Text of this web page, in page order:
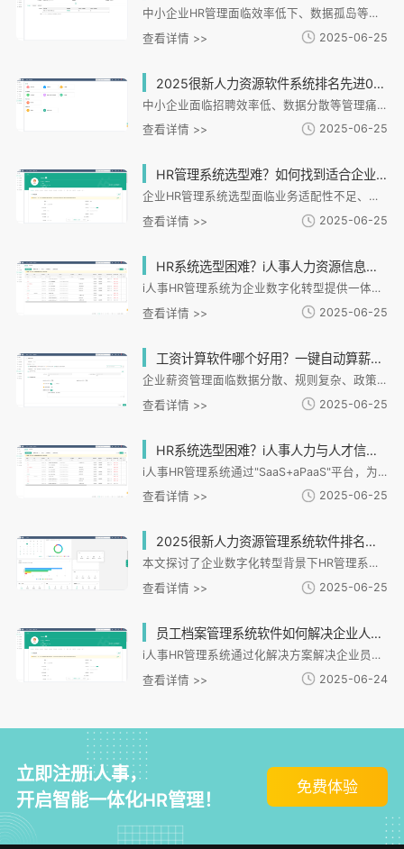
中小企业HR管理面临效率低下、数据孤岛等痛点，i人事系统提供一体化解决方案。文章从中小企业选型需求切入，分析i人事在招聘、考勤、薪酬、绩效等核心模块的适配能力，特别强调其对连锁、制造等特殊场景的支持。系统通过全流程数字化管理、数据安全防护及移动端协同，有效解决用工分散、合规风险等问题。文章还提供选型评估维度，建议企业关注适配性、模块集成度等关键指标，并通过实际案例展示i人事如何助力企业实现管理升级与数字化转型。
查看详情 >>
2025-06-25
2025很新人力资源软件系统排名先进0，哪款适合中小企业？
中小企业面临招聘效率低、数据分散等管理痛点，急需数字化HR系统。i人事HR管理系统针对连锁零售、制造等提供模块化解决方案，具备招聘、灵活考勤、自动薪酬核算等核心功能，支持多场景适配和低成本部署。其化设计能有效解决中小企业跨区域管理、数据整合等难题，通过轻量化实施和化工具提升管理效率，是企业数字化转型的理想选择。
查看详情 >>
2025-06-25
HR管理系统选型难？如何找到适合企业的人事解决方案？
企业HR管理系统选型面临业务适配性不足、数据孤岛、扩展性风险三大挑战。选型需关注场景匹配、功能完整性、数据安全和灵活扩展四大要素。i人事系统通过智慧招聘、考勤、薪酬绩效等模块，为连锁、制造等提供全生命周期管理方案。以燕之坊为例，系统实现招聘入职一体化、排班和数据驱动决策，提升管理效率50%。建议企业梳理需求清单、对比供应商测试并评估服务团队，选择适配业务的人事解决方案。
查看详情 >>
2025-06-25
HR系统选型困难？i人事人力资源信息管理平台让企业管理更轻松
i人事HR管理系统为企业数字化转型提供一体化解决方案，有效解决招聘、考勤、薪酬等核心管理痛点。系统通过招聘、全生命周期管理、灵活考勤、薪酬等功能模块，实现从员工入职到离职的全流程数字化。其特色包括AI简历解析、多法律实体管理、差异化考勤方案、自动薪资核算等，满足连锁、制造、金融等多样化需求。系统采用银行级加密技术保障数据安全，支持移动端自助服务提升员工体验。通过标准化流程与个性化配置，i人事帮助企业实现降本增效与合规发展，是HR数字化转型的理想选择。
查看详情 >>
2025-06-25
工资计算软件哪个好用？一键自动算薪还能避免出错！
企业薪资管理面临数据分散、规则复杂、政策多变等痛点，传统人工计算易出错且效率低下。i人事HR管理系统通过算薪与多模块联动，实现薪资自动化处理：自动同步考勤、绩效等数据，支持复杂薪资规则配置；实时更新个税政策，确保合规性；提供电子工资条和移动端管理，提升效率与安全性。系统还具备化支持、预警和数据分析功能，帮助企业优化人力成本管理。i人事的一体化设计尤其适合连锁企业、制造业等多分支机构场景，助力企业实现人力资源数字化转型。
查看详情 >>
2025-06-25
HR系统选型困难？i人事人力与人才信息管理系统如何解决企业痛点
i人事HR管理系统通过"SaaS+aPaaS"平台，为企业提供全流程数字化人力资源管理解决方案。系统涵盖招聘、员工全生命周期管理、灵活考勤薪酬、绩效培训一体化等功能，支持连锁、互联网、金融等多场景。通过AI简历解析、电子化入职、多考勤方案、化支持等特色功能，解决企业用工合规、数据分散、管理效率等痛点。典型案例显示，系统能实现总部与门店数据互通、跨国用工管理，助力企业提升组织效能与人才管理水平。
查看详情 >>
2025-06-25
2025很新人力资源管理系统软件排名出炉，哪家性价比很高？如何选择适合企业的HR系统？
本文探讨了企业数字化转型背景下HR管理系统的选择策略，重点分析了连锁企业面临的分散管理、数据同步等痛点。文章详细介绍了i人事HR系统的化功能，包括招聘管理、组织架构调整、考勤薪酬联动等模块如何解决连锁企业多门店管理难题，并通过实际案例展示了系统在提升效率、优化决策方面的价值。之后总结了选择HR系统的关键指标，强调功能适配性和场景化能力的重要性，指出i人事凭借零代码配置和移动端支持等优势，为连锁企业提供了高效的数字化解决方案。
查看详情 >>
2025-06-25
员工档案管理系统软件如何解决企业人事信息混乱的难题？
i人事HR管理系统通过化解决方案解决企业员工档案管理难题，实现全生命周期数据整合。系统打破信息孤岛，统一数据入口，支持多法律实体管理；提供灵活配置功能，满足不同个性化需求；通过全流程自动化降低人为操作风险；采用分级权限体系保障数据安全；与考勤、薪酬等模块深度联动提升管理效能。以燕之坊集团为例，系统帮助其提升管理效率40%，降低员工申诉率60%。基于SaaS+aPaaS架构，系统支持定制化模板、数据可视化和安全合规要求，为企业数字化转型提供化档案管理基础设施。
查看详情 >>
2025-06-24
立即注册i人事，
开启智能一体化HR管理！
免费体验